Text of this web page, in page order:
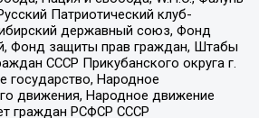
Патриотический клуб-
державный союз, Фонд
Фонд защиты прав граждан, Штабы
СССР Прикубанского округа г.
государство, Народное
движения, Народное движение
граждан РСФСР СССР